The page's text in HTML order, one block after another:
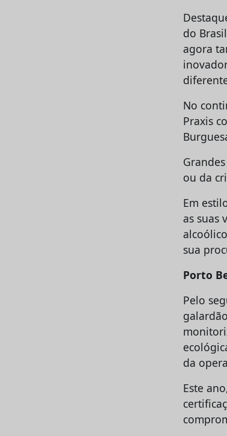
do
agora
No
Praxis
ou da
Em
as suas
sua
Porto
Pelo
da
Este